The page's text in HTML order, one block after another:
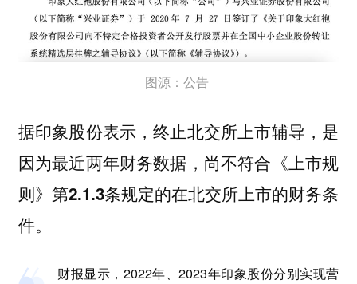
图源：公告
据印象股份表示，终止北交所上市辅导，是
因为最近两年财务数据，尚不符合《上市规
则》第2.1.3条规定的在北交所上市的财务条
件。
财报显示，2022年、2023年印象股份分别实现营